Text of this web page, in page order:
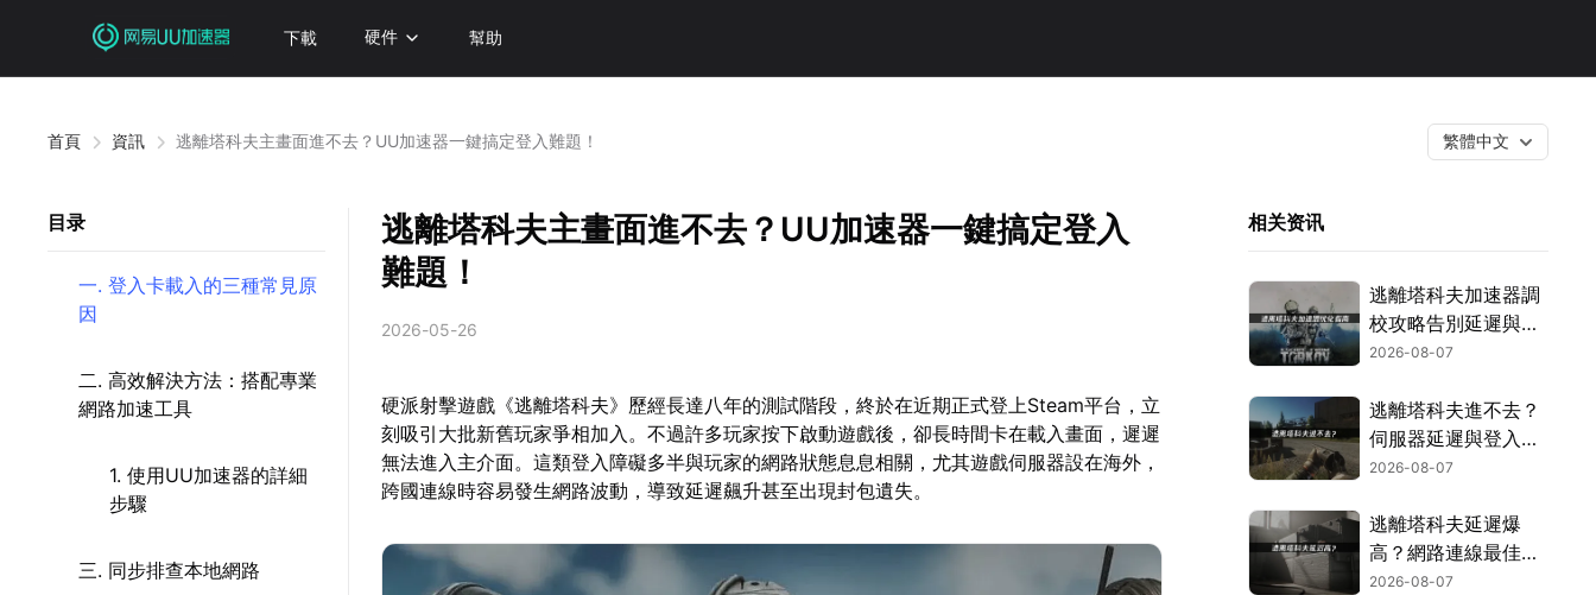
下載 硬件 幫助
首頁 資訊 逃離塔科夫主畫面進不去？UU加速器一鍵搞定登入難題！ 繁體中文
目录
一. 登入卡載入的三種常見原
因
二. 高效解決方法：搭配專業
網路加速工具
1. 使用UU加速器的詳細
步驟
三. 同步排查本地網路
逃離塔科夫主畫面進不去？UU加速器一鍵搞定登入
難題！
2026-05-26
硬派射擊遊戲《逃離塔科夫》歷經長達八年的測試階段，終於在近期正式登上Steam平台，立
刻吸引大批新舊玩家爭相加入。不過許多玩家按下啟動遊戲後，卻長時間卡在載入畫面，遲遲
無法進入主介面。這類登入障礙多半與玩家的網路狀態息息相關，尤其遊戲伺服器設在海外，
跨國連線時容易發生網路波動，導致延遲飆升甚至出現封包遺失。
相关资讯
逃離塔科夫加速器調
校攻略告別延遲與斷
線困擾！
2026-08-07
逃離塔科夫進不去？
伺服器延遲與登入問
題解決指南！
2026-08-07
逃離塔科夫延遲爆
高？網路連線最佳化
攻略！
2026-08-07